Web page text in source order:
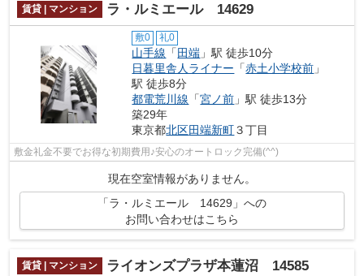
賃貸 | マンション ラ・ルミエール 14629
敷0 礼0
山手線 「 田端 」駅 徒歩10分
日暮里舎人ライナー 「赤土小学校前 」
駅 徒歩8分
都電荒川線 「宮ノ前 」駅 徒歩13分
築29年
東京都北区田端新町３丁目
敷金礼金不要でお得な初期費用♪安心のオートロック完備(^^)
現在空室情報がありません。
「ラ・ルミエール 14629」への
お問い合わせはこちら
賃貸 | マンション ライオンズプラザ本蓮沼 14585